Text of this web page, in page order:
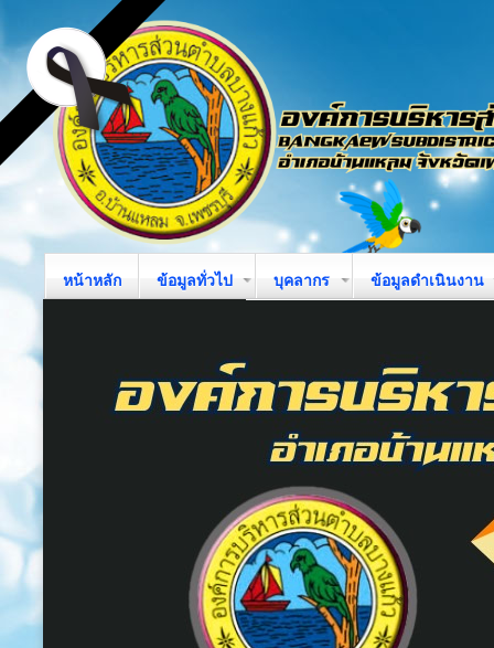
หน้าหลัก ข้อมูลทั่วไป บุคลากร ข้อมูลดำเนินงาน